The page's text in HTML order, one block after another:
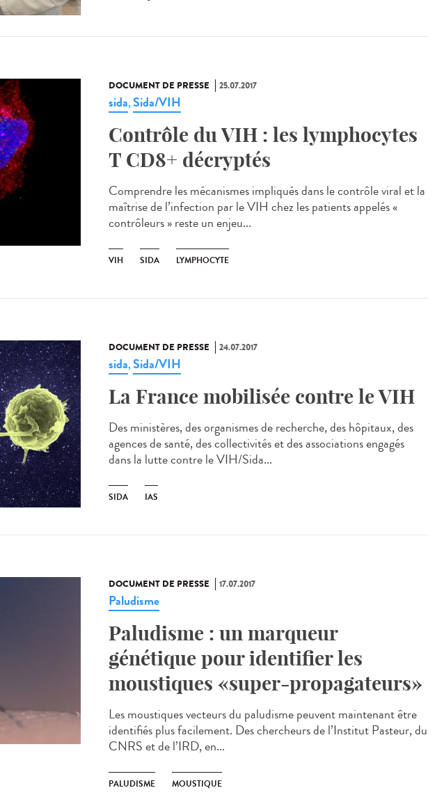
DOCUMENT DE PRESSE 25.07.2017
sida,Sida/VIH
Contrôle du VIH : les lymphocytes
T CD8+ décryptés
Comprendre les mécanismes impliqués dans le contrôle viral et la
maîtrise de l’infection par le VIH chez les patients appelés «
contrôleurs » reste un enjeu...
VIH SIDA LYMPHOCYTE
DOCUMENT DE PRESSE 24.07.2017
sida,Sida/VIH
La France mobilisée contre le VIH
Des ministères, des organismes de recherche, des hôpitaux, des
agences de santé, des collectivités et des associations engagés
dans la lutte contre le VIH/Sida...
SIDA IAS
DOCUMENT DE PRESSE 17.07.2017
Paludisme
Paludisme : un marqueur
génétique pour identifier les
moustiques «super-propagateurs»
Les moustiques vecteurs du paludisme peuvent maintenant être
identifiés plus facilement. Des chercheurs de l’Institut Pasteur, du
CNRS et de l’IRD, en...
PALUDISME MOUSTIQUE